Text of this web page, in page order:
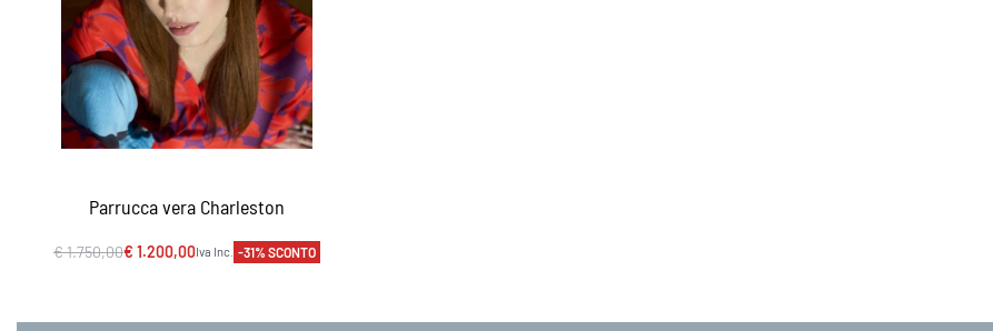
Parrucca vera Charleston
€1.750,00€ 1.200,00Iva Inc. -31% SCONTO